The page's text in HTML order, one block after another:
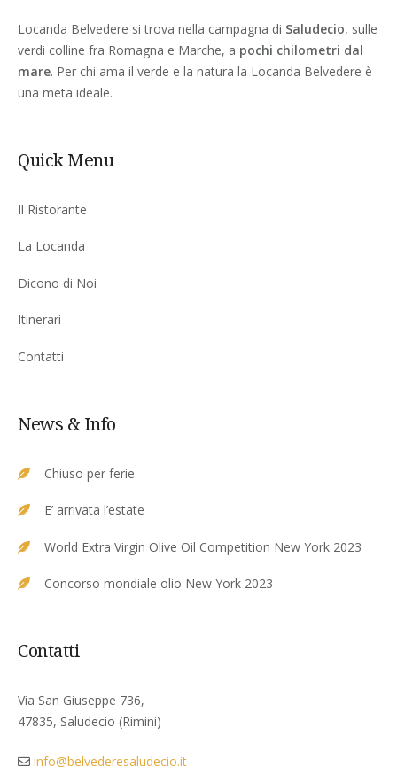
Locanda Belvedere si trova nella campagna di Saludecio, sulle
verdi colline fra Romagna e Marche, a pochi chilometri dal
mare. Per chi ama il verde e la natura la Locanda Belvedere è
una meta ideale.
Quick Menu
Il Ristorante
La Locanda
Dicono di Noi
Itinerari
Contatti
News & Info
Chiuso per ferie
E’ arrivata l’estate
World Extra Virgin Olive Oil Competition New York 2023
Concorso mondiale olio New York 2023
Contatti
Via San Giuseppe 736,
47835, Saludecio (Rimini)
info@belvederesaludecio.it